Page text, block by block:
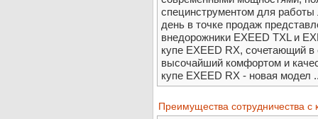
специнструментом для
день в точке продаж
внедорожники EXEED TXL и
купе EXEED RX, сочетающий
высочайший комфортом и
купе EXEED RX - новая модел
Преимущества сотрудничества с